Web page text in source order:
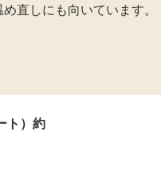
直しにも向いています。
ト）約